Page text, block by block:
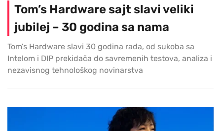
Tom’s Hardware sajt slavi veliki
jubilej – 30 godina sa nama
Tom’s Hardware slavi 30 godina rada, od sukoba sa
Intelom i DIP prekidača do savremenih testova, analiza i
nezavisnog tehnološkog novinarstva